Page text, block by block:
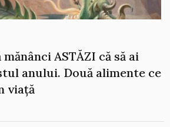
ASTĂZI că să ai
anului. Două alimente ce
viață